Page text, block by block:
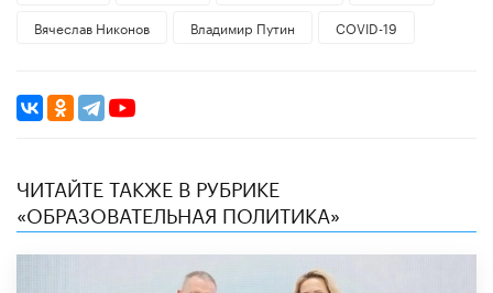
Вячеслав Никонов
Владимир Путин COVID-19
ЧИТАЙТЕ ТАКЖЕ В РУБРИКЕ
«ОБРАЗОВАТЕЛЬНАЯ ПОЛИТИКА»